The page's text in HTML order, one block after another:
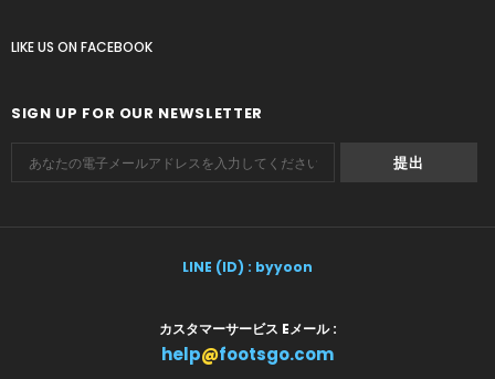
LIKE US ON FACEBOOK
SIGN UP FOR OUR NEWSLETTER
LINE (ID) : byyoon
カスタマーサービス Eメール :
help@footsgo.com